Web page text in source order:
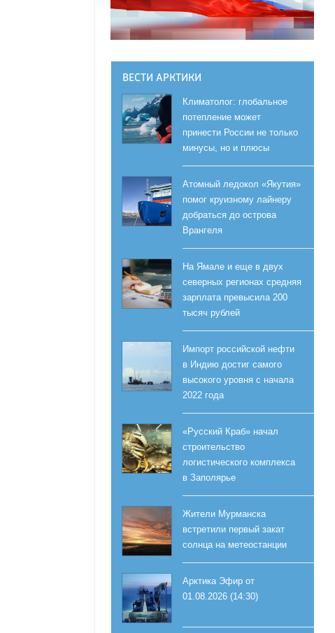
ВЕСТИ АРКТИКИ
Климатолог: глобальное
потепление может
принести России не только
минусы, но и плюсы
Атомный ледокол «Якутия»
помог круизному лайнеру
добраться до острова
Врангеля
На Ямале и еще в двух
северных регионах средняя
зарплата превысила 200
тысяч рублей
Импорт российской нефти
в Индию достиг самого
высокого уровня с начала
2022 года
«Русский Краб» начал
строительство
логистического комплекса
в Заполярье
Жители Мурманска
встретили первый закат
солнца на метеостанции
Арктика Эфир от
01.08.2026 (14:30)